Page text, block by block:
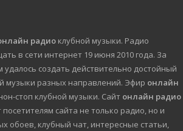
радио клубной музыки. Радио
в сети интернет 19 июня 2010 года. За
создать действительно достойный
музыки разных направлений. Эфир онлайн
стоп клубной музыки. Сайт онлайн радио
сайта не только радио, но и
обоев, клубный чат, интересные статьи,